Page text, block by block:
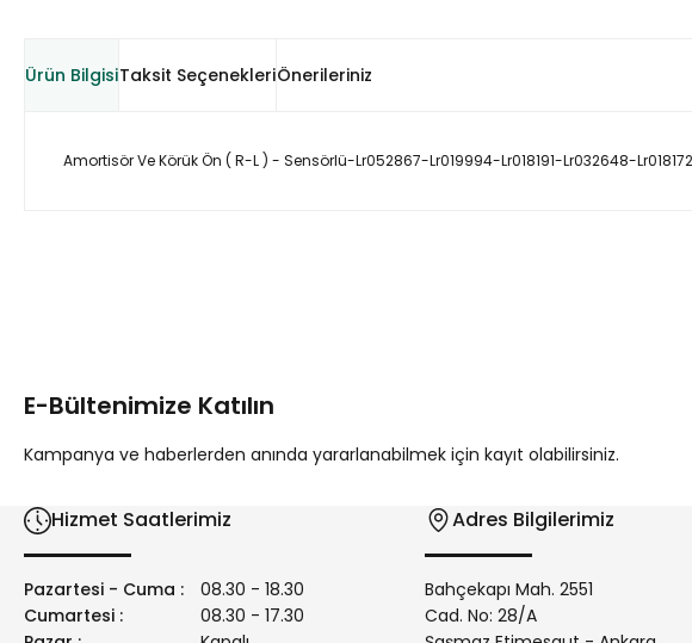
Ürün BilgisiTaksit SeçenekleriÖnerileriniz
Amortisör Ve Körük Ön ( R-L ) - Sensörlü-Lr052867-Lr019994-Lr018191-Lr032648-
Ürün bilgilerinde hatalar bulunuyor.
E-Bültenimize Katılın
Kampanya ve haberlerden anında yararlanabilmek için kayıt olabilirsiniz.
Hizmet Saatlerimiz
Pazartesi - Cuma :
08.30 - 18.30
Cumartesi :
08.30 - 17.30
Adres Bilgilerimiz
Bahçekapı Mah. 2551
Cad. No: 28/A